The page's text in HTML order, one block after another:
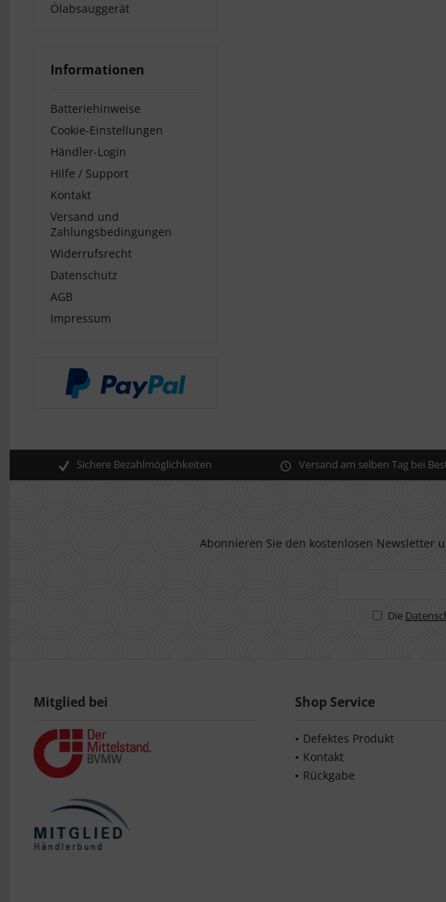
Ölabsauggerät
Informationen
Batteriehinweise
Cookie-Einstellungen
Händler-Login
Hilfe / Support
Kontakt
Versand und
Zahlungsbedingungen
Widerrufsrecht
Datenschutz
AGB
Impressum
Sichere Bezahlmöglichkeiten Versand am selben Tag bei
Abonnieren Sie den kostenlosen Newsletter
Die
Mitglied bei Shop Service
Defektes Produkt
Kontakt
Rückgabe